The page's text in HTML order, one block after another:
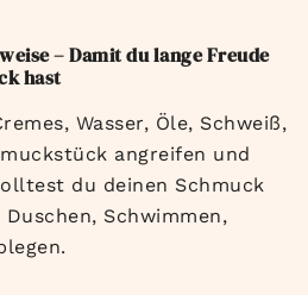
– Damit du lange Freude
hast
Wasser, Öle, Schweiß,
angreifen und
du deinen Schmuck
Schwimmen,